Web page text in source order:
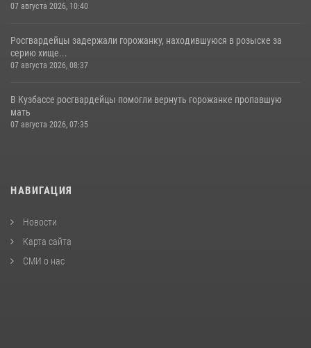
07 августа 2026, 10:40
Росгвардейцы задержали горожанку, находившуюся в розыске за
серию хище...
07 августа 2026, 08:37
В Кузбассе росгвардейцы помогли вернуть горожанке пропавшую
мать
07 августа 2026, 07:35
НАВИГАЦИЯ
Новости
Карта сайта
СМИ о нас